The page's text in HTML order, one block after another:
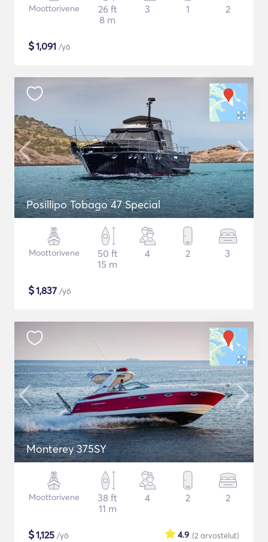
Moottorivene
26 ft
8 m
3 1 2
$1,091 /yö
Posillipo Tobago 47 Special
Moottorivene
50 ft
15 m
4 2 3
$1,837 /yö
Monterey 375SY
Moottorivene
38 ft
11 m
4 2 2
$1,125 /yö (2 arvostelut)
4.9